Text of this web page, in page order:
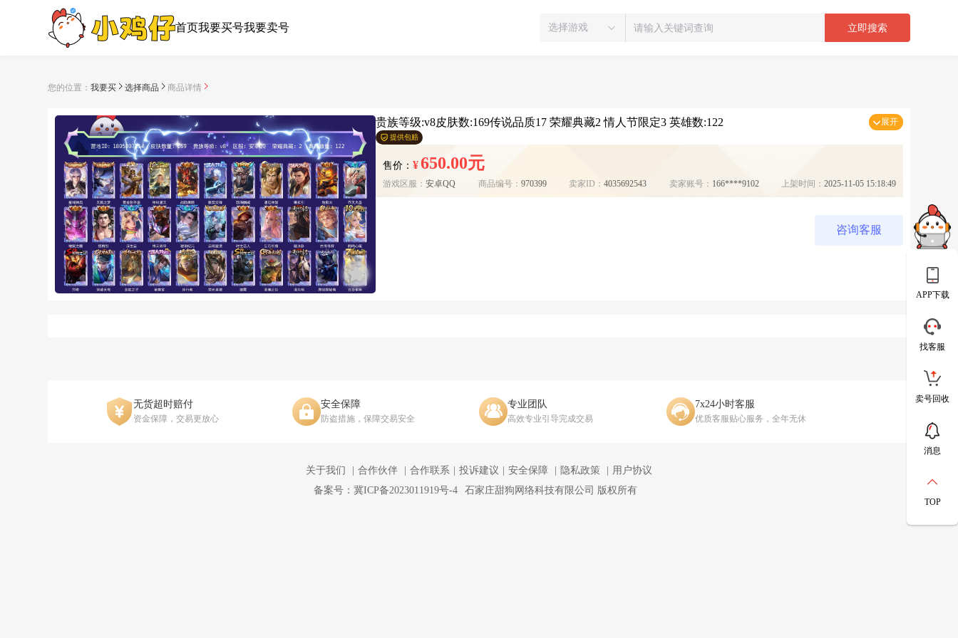
首页我要买号我要卖号 选择游戏 立即搜索
您的位置： 我要买 选择商品 商品详情
贵族等级:v8皮肤数:169传说品质17 荣耀典藏2 情人节限定3 英雄数:122 展开
提供包赔
售价： ¥650.00元
游戏区服： 安卓QQ 商品编号： 970399 卖家ID： 4035692543 卖家账号： 166****9102 上架时间： 2025-11-05 15:18:49
咨询客服
无货超时赔付
资金保障，交易更放心
安全保障
防盗措施，保障交易安全
专业团队
高效专业引导完成交易
7x24小时客服
优质客服贴心服务，全年无休
关于我们 合作伙伴 合作联系 投诉建议 安全保障 隐私政策
用户协议
备案号：冀ICP备2023011919号-4
石家庄甜狗网络科技有限公司 版权所有
APP下载
找客服
卖号回收
消息
TOP